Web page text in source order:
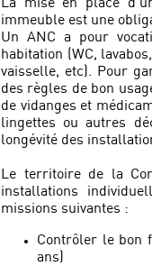
La mise en place
immeuble est une
Un ANC a pour
habitation (WC,
vaisselle, etc). Pour
des règles de bon
de vidanges et
lingettes ou autres
longévité des
Le territoire de la
installations
missions suivantes :
Contrôler le bon
ans)